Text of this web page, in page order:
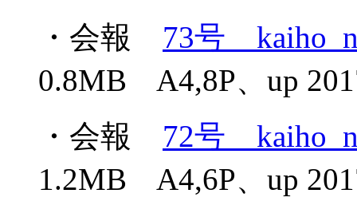
・会報 73号
0.8MB A4,8P、up
・会報 72号
1.2MB A4,6P、up